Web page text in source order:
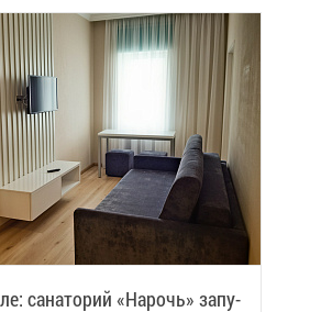
са­на­то­рий «На­рочь» за­пу­